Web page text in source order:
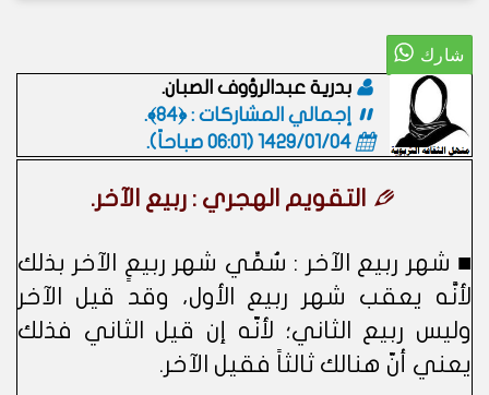
بدرية عبدالرؤوف الصبان.
إجمالي المشاركات : ﴿84﴾.
1429/01/04 (06:01 صباحاً)
.
التقويم الهجري : ربيع الآخر.
■ شهر ربيع الآخر : سُمِّي شهر ربيعٍ الآخر بذلك
لأنَّه يعقب شهر ربيع الأول، وقد قيل الآخر
وليس ربيع الثاني؛ لأنّه إن قيل الثاني فذلك
يعني أنّ هنالك ثالثاً فقيل الآخر.